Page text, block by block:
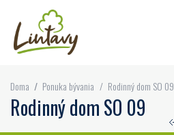
Doma / Ponuka bývania / Rodinný dom SO 09
Rodinný dom SO 09